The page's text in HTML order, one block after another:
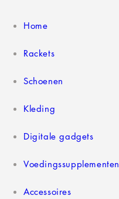
Home
Rackets
Schoenen
Kleding
Digitale gadgets
Voedingssupplementen
Accessoires